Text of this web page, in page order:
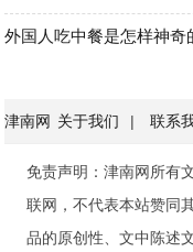
外国人吃中餐是怎样神
津南网 关于我们 | 联系
免责声明：津南网所有
联网，不代表本站赞同
品的原创性、文中陈述